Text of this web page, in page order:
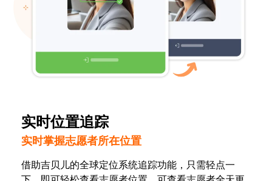
实时位置追踪
实时掌握志愿者所在位置
借助吉贝儿的全球定位系统追踪功能，只需轻点一